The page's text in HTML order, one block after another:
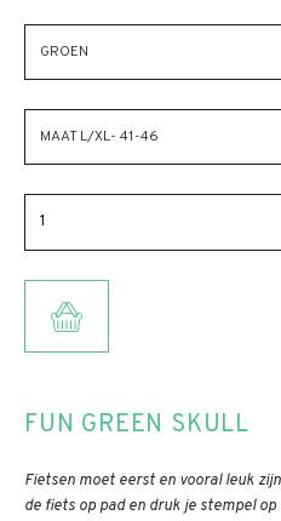
GROEN
MAAT L/XL- 41-46
FUN GREEN SKULL
Fietsen moet eerst en vooral leuk
de fiets op pad en druk je stempel